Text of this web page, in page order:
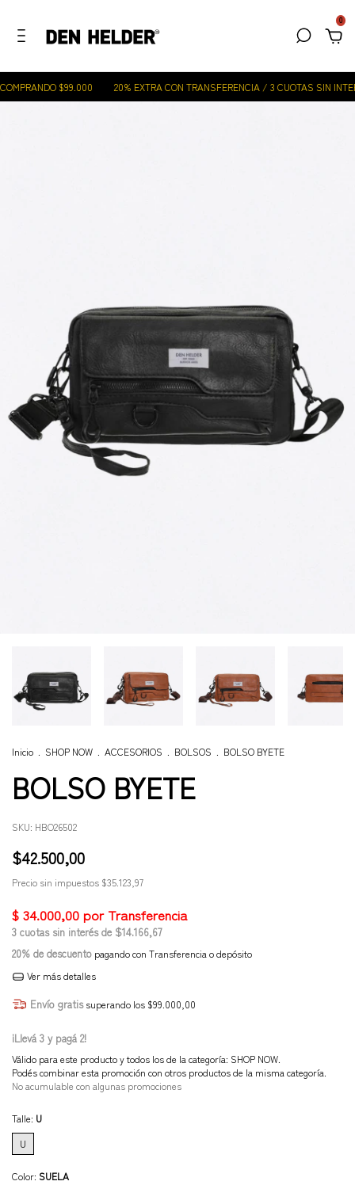
0
$99.000 20% EXTRA CON TRANSFERENCIA / 3 CUOTAS SIN
Inicio SHOP NOW ACCESORIOS BOLSOS BOLSO BYETE
BOLSO BYETE
SKU: HBO26502
$42.500,00
Precio sin impuestos $35.123,97
3 cuotas sin interés de $14.166,67
20% de descuento pagando con Transferencia o depósito
Ver más detalles
Envío gratis superando los $99.000,00
¡Llevá 3 y pagá 2!
Válido para este producto y todos los de la categoría: SHOP NOW.
Podés combinar esta promoción con otros productos de la misma categoría.
No acumulable con algunas promociones
Talle: U
U
Color: SUELA